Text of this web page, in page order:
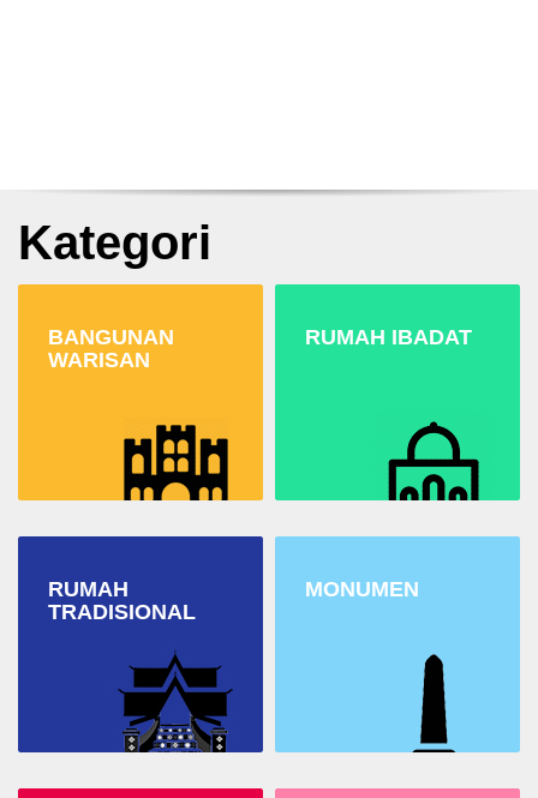
Kategori
BANGUNAN
WARISAN
RUMAH IBADAT
RUMAH
TRADISIONAL
MONUMEN